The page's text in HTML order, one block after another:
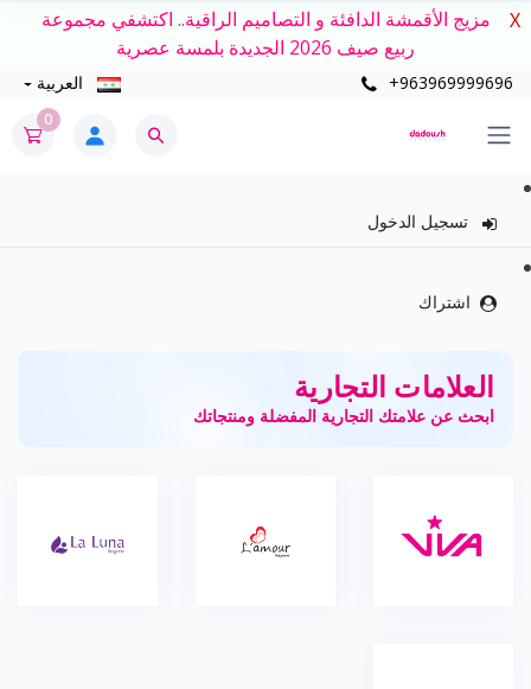
مزيج الأقمشة الدافئة و التصاميم الراقية.. اكتشفي مجموعة
ربيع صيف 2026 الجديدة بلمسة عصرية
X
+963969999696 العربية
0
تسجيل الدخول
اشتراك
العلامات التجارية
ابحث عن علامتك التجارية المفضلة ومنتجاتك